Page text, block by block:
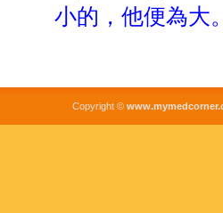
小的，他便為大
Copyright ©